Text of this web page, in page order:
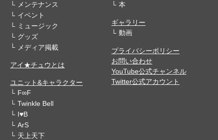
メンテナンス
イベント
ミュージック
グッズ
メディア掲載
アイ★チュウとは
ユニット&キャラクター
F∞F
Twinkle Bell
I♥B
ArS
天上天下
本
ギャラリー
動画
プライバシーポリシー
お問い合わせ
YouTube公式チャンネル
Twitter公式アカウント